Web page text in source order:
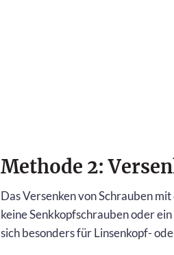
Methode 2:
Das Versenken von Schrauben
keine Senkkopfschrauben oder
sich besonders für Linsenkopf-